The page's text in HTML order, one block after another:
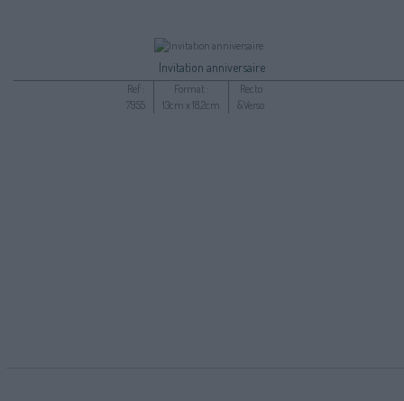
Invitation anniversaire
Ref :
7955
Format :
13cm x 18,2cm
Recto
&Verso